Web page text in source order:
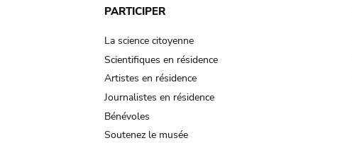
PARTICIPER
La science citoyenne
Scientifiques en résidence
Artistes en résidence
Journalistes en résidence
Bénévoles
Soutenez le musée